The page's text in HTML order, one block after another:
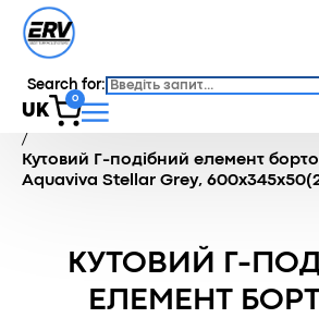
Search for:
UK
0
Головна / Каталог
/
Кутовий Г-подібний елемент
Aquaviva Stellar Grey,
КУТОВИЙ Г-
ЕЛЕМЕНТ